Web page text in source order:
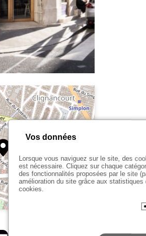
Vos données
Lorsque vous naviguez sur le site, des
est nécessaire. Cliquez sur chaque
des fonctionnalités proposées par le site
amélioration du site grâce aux
cookies.